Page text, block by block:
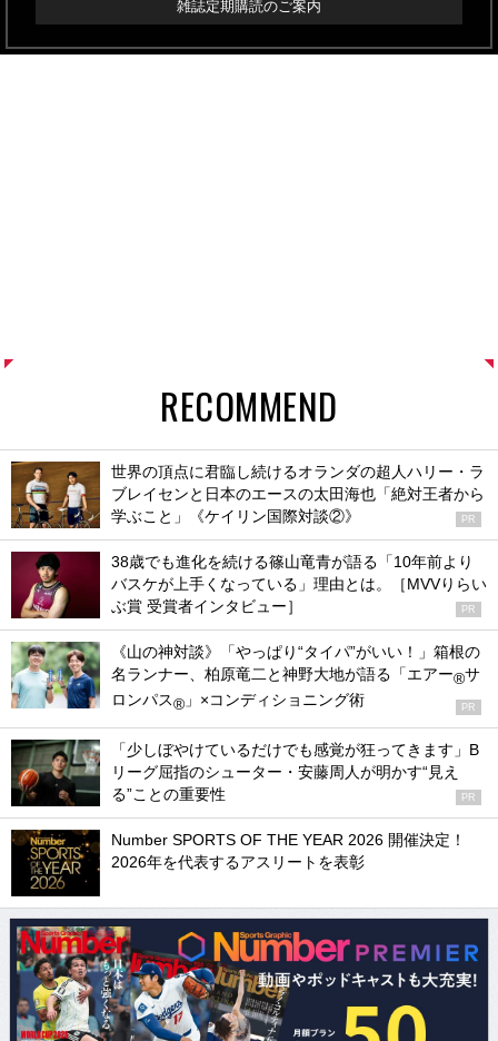
雑誌定期購読のご案内
RECOMMEND
世界の頂点に君臨し続けるオランダの超人ハリー・ラ
ブレイセンと日本のエースの太田海也「絶対王者から
学ぶこと」《ケイリン国際対談②》
PR
38歳でも進化を続ける篠山竜青が語る「10年前より
バスケが上手くなっている」理由とは。［MVVりらい
ぶ賞 受賞者インタビュー］
PR
《山の神対談》「やっぱり“タイパ”がいい！」箱根の
名ランナー、柏原竜二と神野大地が語る「エアー®サ
ロンパス® 」×コンディショニング術 PR
「少しぼやけているだけでも感覚が狂ってきます」B
リーグ屈指のシューター・安藤周人が明かす“見え
る”ことの重要性
PR
Number SPORTS OF THE YEAR 2026 開催決定！
2026年を代表するアスリートを表彰